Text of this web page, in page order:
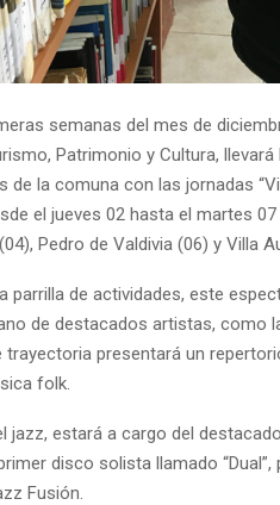
semanas del mes de
Patrimonio y Cultura,
de la comuna con las jornadas
el jueves 02 hasta el martes
Pedro de Valdivia (06) y Villa
parrilla de actividades, este
de destacados artistas, como
trayectoria presentará un
folk.
jazz, estará a cargo del
disco solista llamado
Fusión.